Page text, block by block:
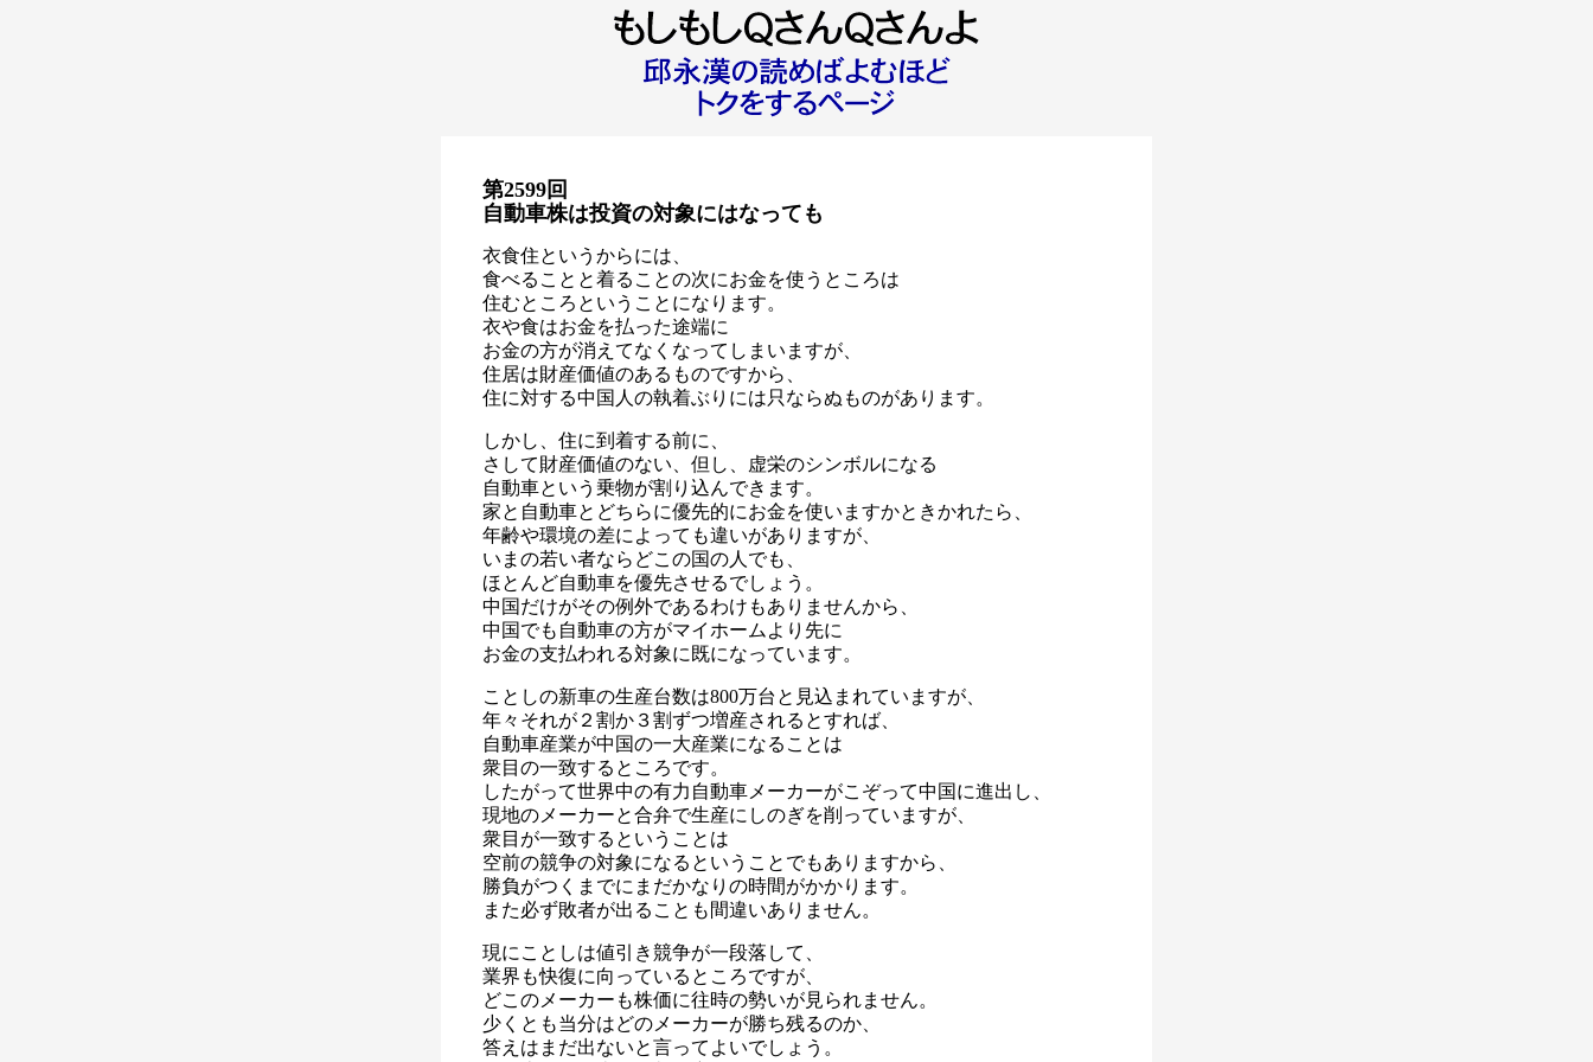
第2599回
自動車株は投資の対象にはなっても
衣食住というからには、
食べることと着ることの次にお金を使うところは
住むところということになります。
衣や食はお金を払った途端に
お金の方が消えてなくなってしまいますが、
住居は財産価値のあるものですから、
住に対する中国人の執着ぶりには只ならぬものがあります。
しかし、住に到着する前に、
さして財産価値のない、但し、虚栄のシンボルになる
自動車という乗物が割り込んできます。
家と自動車とどちらに優先的にお金を使いますかときかれたら、
年齢や環境の差によっても違いがありますが、
いまの若い者ならどこの国の人でも、
ほとんど自動車を優先させるでしょう。
中国だけがその例外であるわけもありませんから、
中国でも自動車の方がマイホームより先に
お金の支払われる対象に既になっています。
ことしの新車の生産台数は800万台と見込まれていますが、
年々それが２割か３割ずつ増産されるとすれば、
自動車産業が中国の一大産業になることは
衆目の一致するところです。
したがって世界中の有力自動車メーカーがこぞって中国に進出し、
現地のメーカーと合弁で生産にしのぎを削っていますが、
衆目が一致するということは
空前の競争の対象になるということでもありますから、
勝負がつくまでにまだかなりの時間がかかります。
また必ず敗者が出ることも間違いありません。
現にことしは値引き競争が一段落して、
業界も快復に向っているところですが、
どこのメーカーも株価に往時の勢いが見られません。
少くとも当分はどのメーカーが勝ち残るのか、
答えはまだ出ないと言ってよいでしょう。